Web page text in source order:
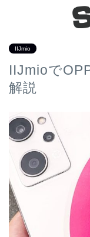
IIJmio
IIJmioで
解説